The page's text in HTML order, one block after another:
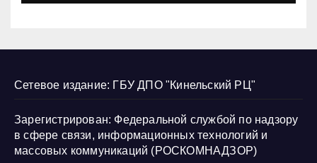
Сетевое издание: ГБУ ДПО "Кинельский РЦ"
Зарегистрирован: Федеральной службой по надзору
в сфере связи, информационных технологий и
массовых коммуникаций (РОСКОМНАДЗОР)